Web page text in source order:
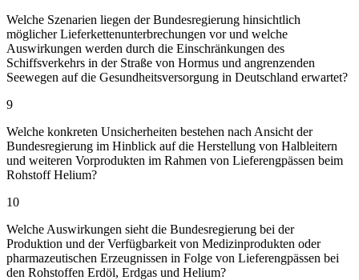
Welche Szenarien liegen der Bundesregierung hinsichtlich
möglicher Lieferkettenunterbrechungen vor und welche
Auswirkungen werden durch die Einschränkungen des
Schiffsverkehrs in der Straße von Hormus und angrenzenden
Seewegen auf die Gesundheitsversorgung in Deutschland erwartet?
9
Welche konkreten Unsicherheiten bestehen nach Ansicht der
Bundesregierung im Hinblick auf die Herstellung von Halbleitern
und weiteren Vorprodukten im Rahmen von Lieferengpässen beim
Rohstoff Helium?
10
Welche Auswirkungen sieht die Bundesregierung bei der
Produktion und der Verfügbarkeit von Medizinprodukten oder
pharmazeutischen Erzeugnissen in Folge von Lieferengpässen bei
den Rohstoffen Erdöl, Erdgas und Helium?